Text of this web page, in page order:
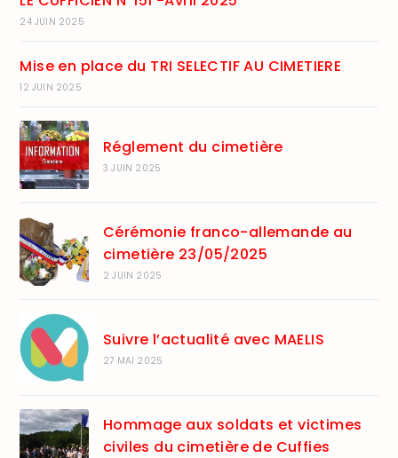
24 JUIN 2025
Mise en place du TRI SELECTIF AU CIMETIERE
12 JUIN 2025
Réglement du cimetière
3 JUIN 2025
Cérémonie franco-allemande au
cimetière 23/05/2025
2 JUIN 2025
Suivre l’actualité avec MAELIS
27 MAI 2025
Hommage aux soldats et victimes
civiles du cimetière de Cuffies